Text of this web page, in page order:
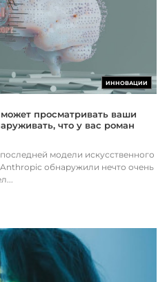
ИННОВАЦИИ
просматривать ваши
что у вас роман
модели искусственного
обнаружили нечто очень